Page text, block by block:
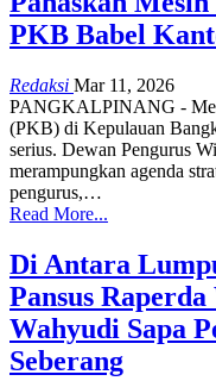
PKB Babel
Redaksi Mar 11, 2026
​PANGKALPINANG -
(PKB) di Kepulauan
serius. Dewan Pengurus
merampungkan agenda
pengurus,…
Read More...
Di Antara
Pansus
Wahyudi Sapa
Seberang